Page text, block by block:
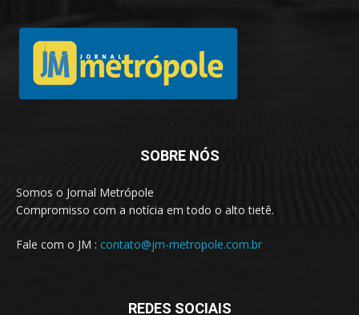
SOBRE NÓS
Somos o Jornal Metrópole
Compromisso com a notícia em todo o alto tietê.
Fale com o JM : contato@jm-metropole.com.br
REDES SOCIAIS